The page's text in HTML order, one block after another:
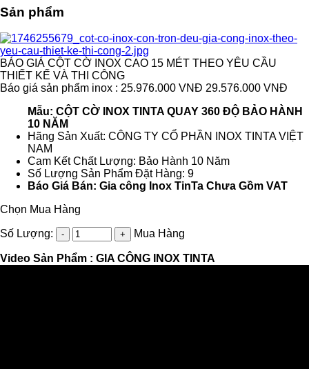
Sản phẩm
BÁO GIÁ CỘT CỜ INOX CAO 15 MÉT THEO YÊU CẦU
THIẾT KẾ VÀ THI CÔNG
Báo giá sản phẩm inox : 25.976.000 VNĐ 29.576.000 VNĐ
Mẫu: CỘT CỜ INOX TINTA QUAY 360 ĐỘ BẢO HÀNH
10 NĂM
Hãng Sản Xuất: CÔNG TY CỔ PHẦN INOX TINTA VIỆT
NAM
Cam Kết Chất Lượng: Bảo Hành 10 Năm
Số Lượng Sản Phẩm Đặt Hàng: 9
Báo Giá Bán: Gia công Inox TinTa Chưa Gồm VAT
Chọn Mua Hàng
Số Lượng: Mua Hàng
Video Sản Phẩm : GIA CÔNG INOX TINTA